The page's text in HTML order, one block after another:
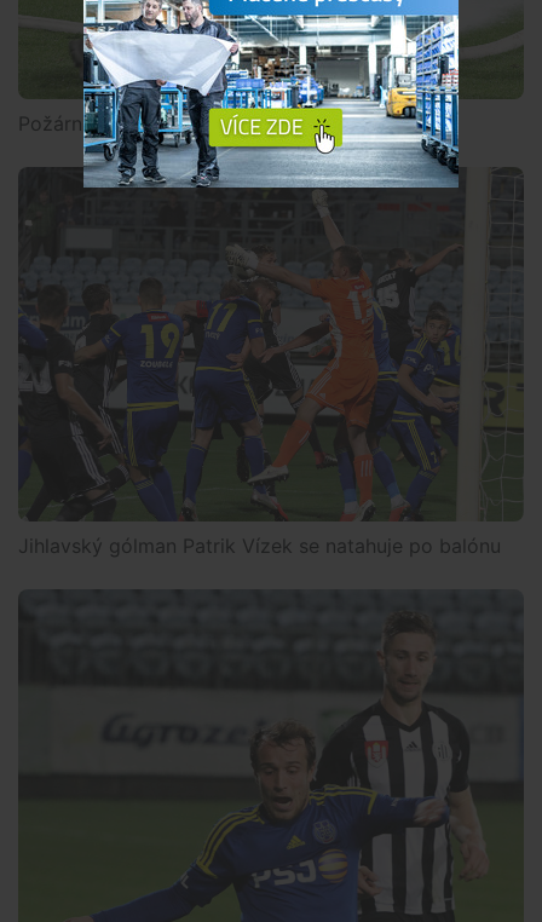
Požární útok vyplnil přestávkový program
Jihlavský gólman Patrik Vízek se natahuje po balónu